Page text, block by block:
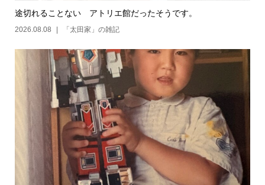
途切れることない アトリエ館だったそうです。
2026.08.08 「太田家」の雑記